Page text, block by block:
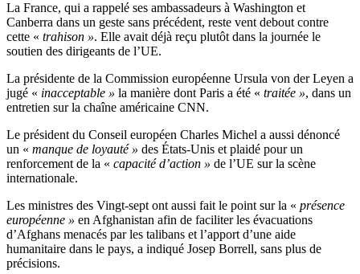
La France, qui a rappelé ses ambassadeurs à Washington et
Canberra dans un geste sans précédent, reste vent debout contre
cette « trahison ». Elle avait déjà reçu plutôt dans la journée le
soutien des dirigeants de l’UE.
La présidente de la Commission européenne Ursula von der Leyen a
jugé « inacceptable » la manière dont Paris a été « traitée », dans un
entretien sur la chaîne américaine CNN.
Le président du Conseil européen Charles Michel a aussi dénoncé
un « manque de loyauté » des États-Unis et plaidé pour un
renforcement de la « capacité d’action » de l’UE sur la scène
internationale.
Les ministres des Vingt-sept ont aussi fait le point sur la « présence
européenne » en Afghanistan afin de faciliter les évacuations
d’Afghans menacés par les talibans et l’apport d’une aide
humanitaire dans le pays, a indiqué Josep Borrell, sans plus de
précisions.